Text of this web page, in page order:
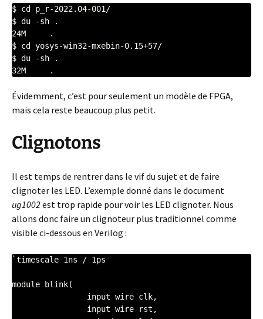
$ cd p_r-2022.04-001/
$ du -sh .
24M	.
$ cd yosys-win32-mxebin-0.15+57/
$ du -sh .
Évidemment, c’est pour seulement un modèle de FPGA,
mais cela reste beaucoup plus petit.
Clignotons
Il est temps de rentrer dans le vif du sujet et de faire
clignoter les LED. L’exemple donné dans le document
ug1002est trop rapide pour voir les LED clignoter. Nous
allons donc faire un clignoteur plus traditionnel comme
visible ci-dessous en Verilog :
`timescale 1ns / 1ps
module blink(